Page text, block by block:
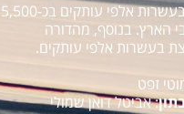
השבועון מופץ בעשרות אלפי עותקים בכ-5,500
הארץ. בנוסף, מהדורה
בעשרות אלפי עותקים.
זפט
: אביטל דואן שמולי